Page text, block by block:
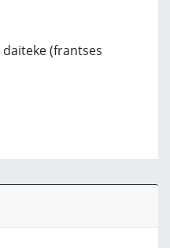
daiteke (frantses